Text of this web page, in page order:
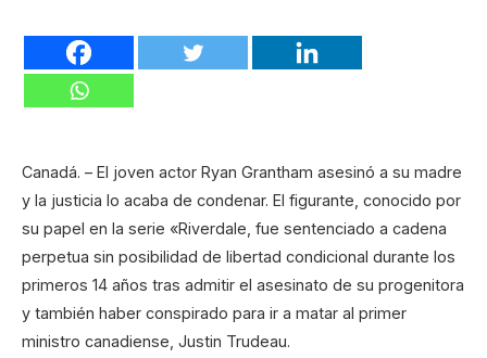
Canadá. – El joven actor Ryan Grantham asesinó a su madre
y la justicia lo acaba de condenar. El figurante, conocido por
su papel en la serie «Riverdale, fue sentenciado a cadena
perpetua sin posibilidad de libertad condicional durante los
primeros 14 años tras admitir el asesinato de su progenitora
y también haber conspirado para ir a matar al primer
ministro canadiense, Justin Trudeau.